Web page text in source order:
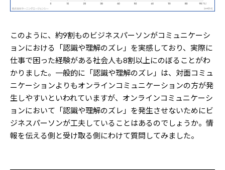
このように、約9割ものビジネスパーソンがコミュニケーシ
ョンにおける「認識や理解のズレ」を実感しており、実際に
仕事で困った経験がある社会人も8割以上にのぼることがわ
かりました。一般的に「認識や理解のズレ」は、対面コミュ
ニケーションよりもオンラインコミュニケーションの方が発
生しやすいといわれていますが、オンラインコミュニケーシ
ョンにおいて「認識や理解のズレ」を発生させないためにビ
ジネスパーソンが工夫していることはあるのでしょうか。情
報を伝える側と受け取る側にわけて質問してみました。